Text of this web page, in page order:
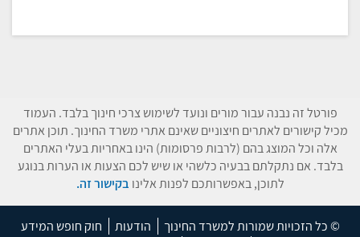
פורטל זה נבנה עבור מורים ונועד לשימוש צרכי חינוך בלבד. העמוד
מכיל קישורים לאתרים חיצוניים שאינם אתרי משרד החינוך. תוכן אתרים
אלה וכל המוצג בהם (לרבות פרסומות) הינו באחריות בעלי האתרים
בלבד. אם נתקלתם בבעיה כלשהי או שיש לכם הצעות או הערות בנוגע
לתוכן, באפשרותכם לפנות אלינו בקישור זה.
© כל הזכויות שמורות למשרד החינוך הודעות
חוק חופש המידע